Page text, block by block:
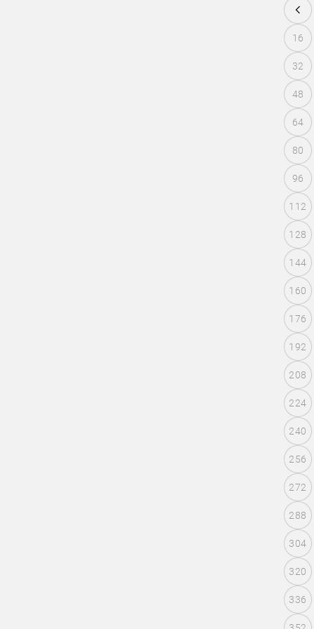
16
32
48
64
80
96
112
128
144
160
176
192
208
224
240
256
272
288
304
320
336